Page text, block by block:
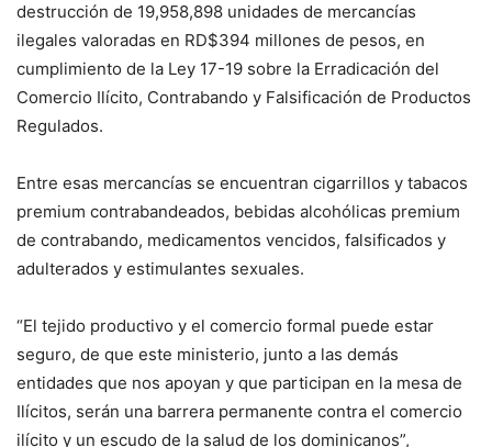
destrucción de 19,958,898 unidades de mercancías
ilegales valoradas en RD$394 millones de pesos, en
cumplimiento de la Ley 17-19 sobre la Erradicación del
Comercio Ilícito, Contrabando y Falsificación de Productos
Regulados.
Entre esas mercancías se encuentran cigarrillos y tabacos
premium contrabandeados, bebidas alcohólicas premium
de contrabando, medicamentos vencidos, falsificados y
adulterados y estimulantes sexuales.
“El tejido productivo y el comercio formal puede estar
seguro, de que este ministerio, junto a las demás
entidades que nos apoyan y que participan en la mesa de
Ilícitos, serán una barrera permanente contra el comercio
ilícito y un escudo de la salud de los dominicanos”,